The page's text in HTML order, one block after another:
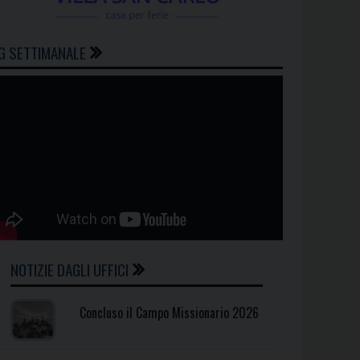
SETTIMANALE
NOTIZIE DAGLI UFFICI
Concluso il Campo Missionario 2026